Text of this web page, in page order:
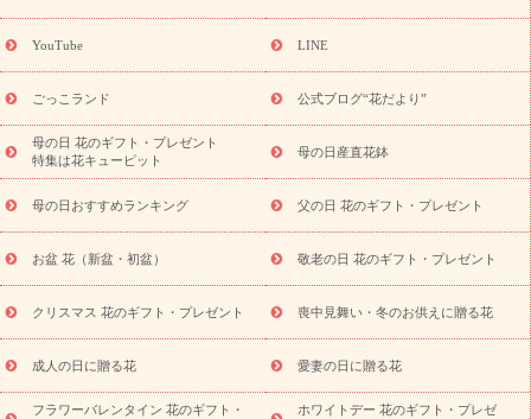
(トルコキキョウ)
9月の誕生花(リンドウ)
ら探す
お祝いの花特集 当日配達特急便 お祝い商品一覧
念日
結婚祝い 出産祝い 退院祝い・快気祝い
寿祝い
プチギフト ペットのお祝いフラワー
供え・お悔やみ商品一覧
お供え・お悔やみの花
四十九日法要以
お供え プリザーブドフラワー
ペットのお供えフラワー
お盆（新
盆・初盆）
その他 お祝い返し お見舞い
お取り寄せギフト
ビジネス用
ご自宅用 観葉植物 ミディ胡蝶蘭
プリザーブ
ドフラワー
スタイルから探す アレンジメント 花束
スタ
ンド花
お祝い お供え・お悔やみ 胡蝶蘭 胡蝶蘭・花鉢
ディ胡蝶蘭・お祝い
ミディ胡蝶蘭・お供え
世界初の青色胡蝶蘭
YouTube LINE
ごっこランド 公式ブログ“花だより”
母の日 花のギフト・プレゼント
特集は花キューピット
母の日産直花鉢
母の日おすすめランキング 父の日 花のギフト・プレゼント
お盆 花（新盆・初盆） 敬老の日 花のギフト・プレゼント
クリスマス 花のギフト・プレゼント 喪中見舞い・冬のお供えに贈る花
成人の日に贈る花 愛妻の日に贈る花
フラワーバレンタイン 花のギフト・
ホワイトデー 花のギフト・プレゼ